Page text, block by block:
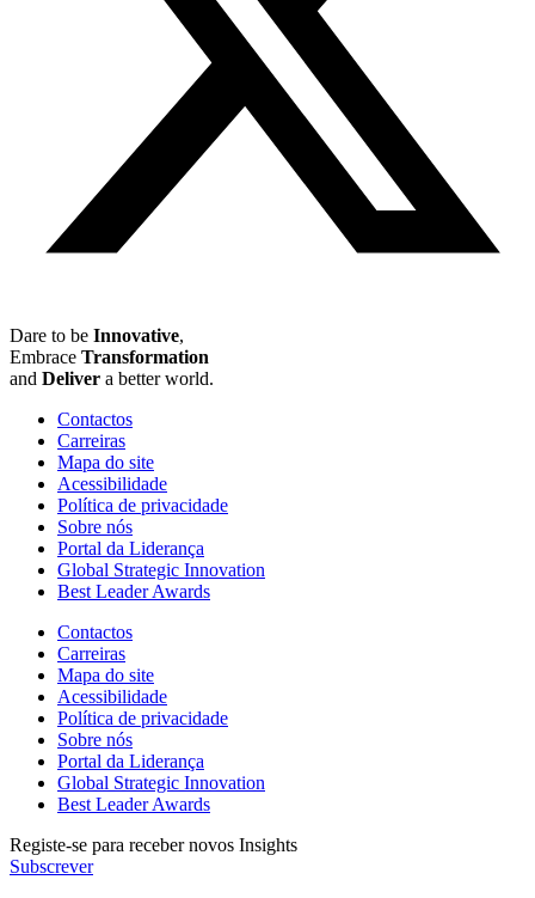
Dare to be Innovative,
Embrace Transformation
and Deliver a better world.
Contactos
Carreiras
Mapa do site
Acessibilidade
Política de privacidade
Sobre nós
Portal da Liderança
Global Strategic Innovation
Best Leader Awards
Contactos
Carreiras
Mapa do site
Acessibilidade
Política de privacidade
Sobre nós
Portal da Liderança
Global Strategic Innovation
Best Leader Awards
Registe-se para receber novos Insights
Subscrever